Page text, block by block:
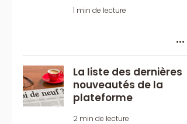
1 min de lecture
La liste des dernières
nouveautés de la
plateforme
2 min de lecture